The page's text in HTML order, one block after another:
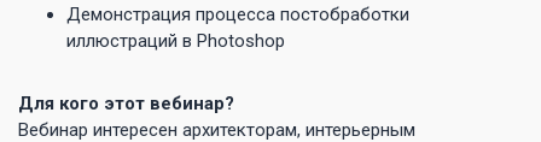
Демонстрация процесса постобработки
иллюстраций в Photoshop
Для кого этот вебинар?
Вебинар интересен архитекторам, интерьерным